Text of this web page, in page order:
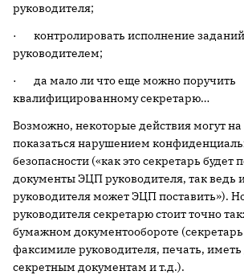
руководителя;
· контролировать исполнение
руководителем;
· да мало ли что еще можно поручить
квалифицированному секретарю…
Возможно, некоторые действия могут
показаться нарушением
безопасности («как это секретарь будет
документы ЭЦП руководителя, так ведь
руководителя может ЭЦП поставить»).
руководителя секретарю стоит точно
бумажном документообороте
факсимиле руководителя, печать, иметь
секретным документам и т.д.).